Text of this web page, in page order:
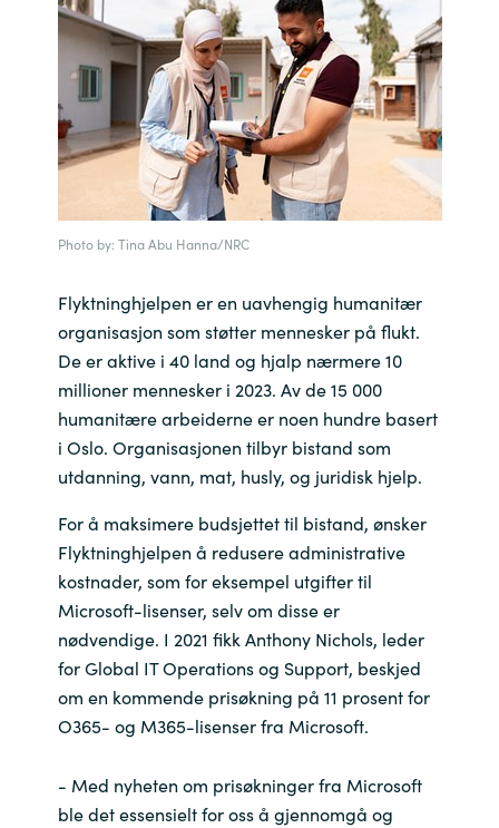
India
Indonesia
Kingdom of Saudi Arabia
Kuwait
Latvia
Lithuania
Malaysia
Middle East
Netherlands
Norway
Oman
Philippines
Poland
Qatar
Photo by: Tina Abu Hanna/NRC
Flyktninghjelpen er en uavhengig humanitær
organisasjon som støtter mennesker på flukt.
De er aktive i 40 land og hjalp nærmere 10
millioner mennesker i 2023. Av de 15 000
humanitære arbeiderne er noen hundre basert
i Oslo. Organisasjonen tilbyr bistand som
utdanning, vann, mat, husly, og juridisk hjelp.
For å maksimere budsjettet til bistand, ønsker
Flyktninghjelpen å redusere administrative
kostnader, som for eksempel utgifter til
Microsoft-lisenser, selv om disse er
nødvendige. I 2021 fikk Anthony Nichols, leder
for Global IT Operations og Support, beskjed
om en kommende prisøkning på 11 prosent for
O365- og M365-lisenser fra Microsoft.
- Med nyheten om prisøkninger fra Microsoft
ble det essensielt for oss å gjennomgå og